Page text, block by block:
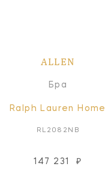
ALLEN
Бра
Ralph Lauren Home
RL2082NB
147 231 ₽